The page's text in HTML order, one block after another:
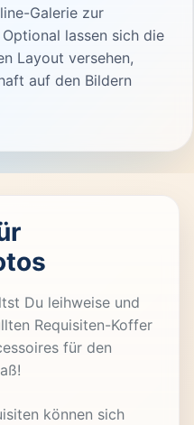
Galerie zur
lassen sich die
Layout versehen,
auf den Bildern
Du leihweise und
Requisiten-Koffer
für den
können sich